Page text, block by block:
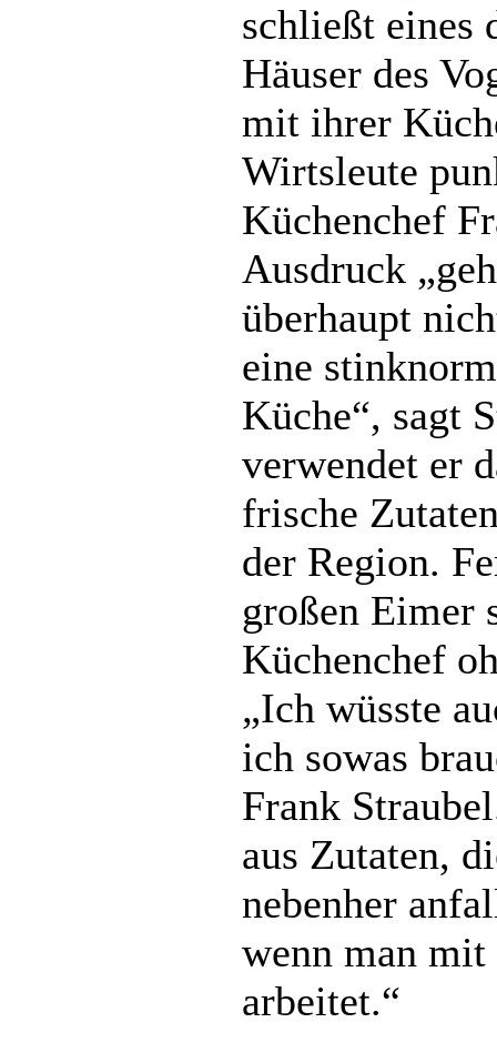
schließt eines
Häuser des
mit ihrer
Wirtsleute
Küchenchef
Ausdruck
überhaupt
eine
Küche“, sagt
verwendet er
frische
der Region.
großen Eimer
Küchenchef
„Ich wüsste
ich sowas
Frank
aus Zutaten,
nebenher
wenn man
arbeitet.“